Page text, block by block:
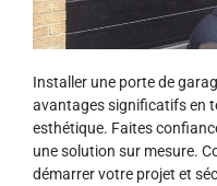
Installer une porte de
avantages significatifs en
esthétique. Faites
une solution sur mesure.
démarrer votre projet et